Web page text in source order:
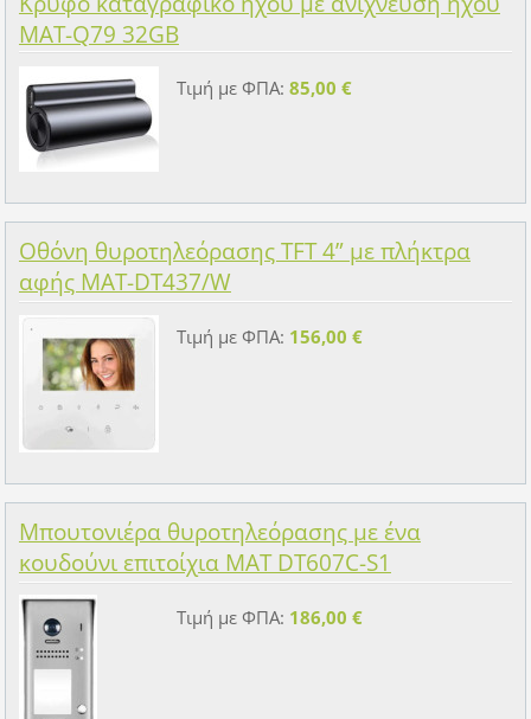
MAT-Q79 32GB
Τιμή με ΦΠΑ: 85,00 €
Οθόνη θυροτηλεόρασης TFT 4” με πλήκτρα
αφής MAT-DT437/W
Τιμή με ΦΠΑ: 156,00 €
Μπουτονιέρα θυροτηλεόρασης με ένα
κουδούνι επιτοίχια MAT DT607C-S1
Τιμή με ΦΠΑ: 186,00 €